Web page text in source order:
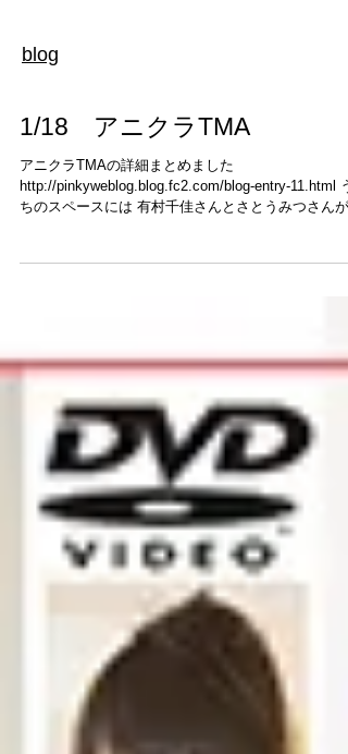
blog
1/18 アニクラTMA
アニクラTMAの詳細まとめました
http://pinkyweblog.blog.fc2.com/blog-entry-11.html う
ちのスペースには 有村千佳さんとさとうみつさんが